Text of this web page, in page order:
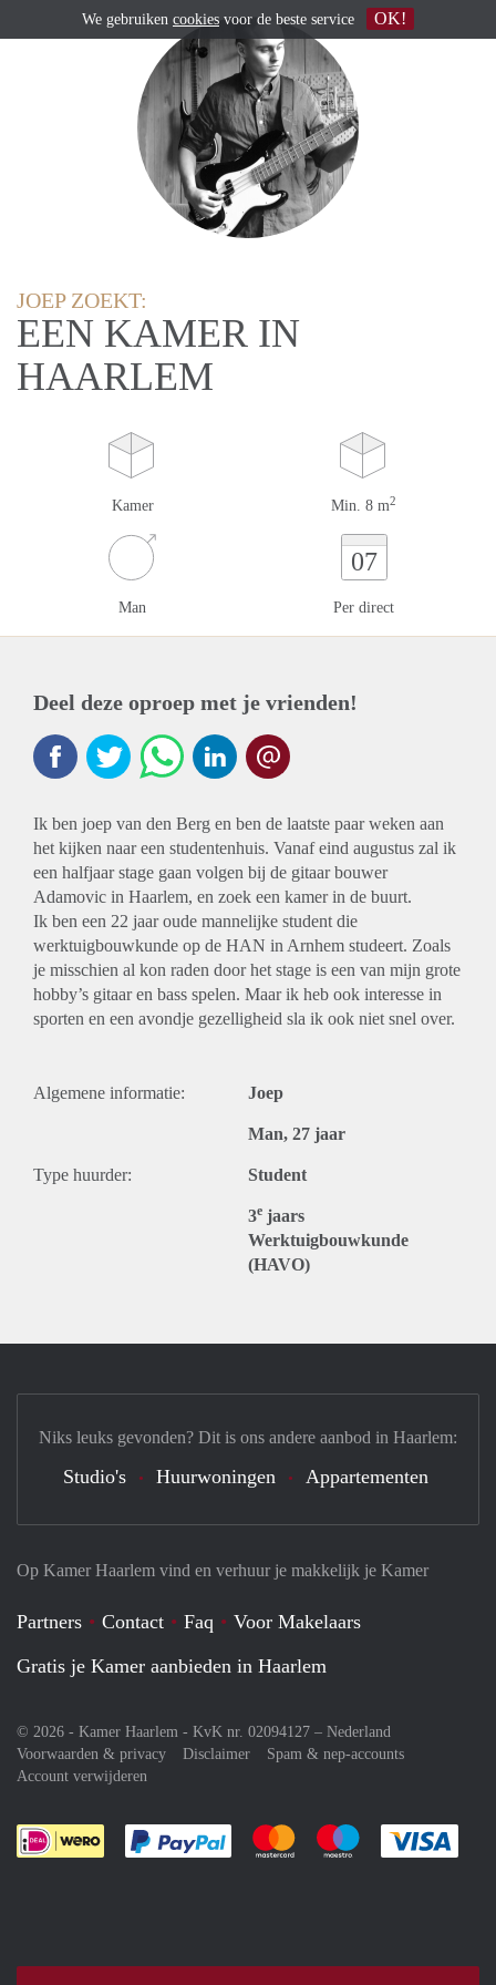
JOEP ZOEKT:
EEN KAMER IN
HAARLEM
Kamer Min. 8 m2
Man
07
Per direct
Deel deze oproep met je vrienden!
Ik ben joep van den Berg en ben de laatste paar weken aan
het kijken naar een studentenhuis. Vanaf eind augustus zal ik
een halfjaar stage gaan volgen bij de gitaar bouwer
Adamovic in Haarlem, en zoek een kamer in de buurt.
Ik ben een 22 jaar oude mannelijke student die
werktuigbouwkunde op de HAN in Arnhem studeert. Zoals
je misschien al kon raden door het stage is een van mijn grote
hobby’s gitaar en bass spelen. Maar ik heb ook interesse in
sporten en een avondje gezelligheid sla ik ook niet snel over.
Algemene informatie: Joep
Man, 27 jaar
Type huurder: Student
3e jaars
Werktuigbouwkunde
(HAVO)
Op Kamer Haarlem vind en verhuur je makkelijk je Kamer
Partners Contact Faq
Voor Makelaars
Gratis je Kamer aanbieden in Haarlem
© 2026 - Kamer Haarlem - KvK nr. 02094127 – Nederland
Voorwaarden & privacy
Disclaimer
Spam & nep-accounts
Account verwijderen
Je rekent gemakkelijk af met Paypal
Je rekent gemakkelijk af met
Je rekent
Niks leuks gevonden? Dit is ons andere aanbod in Haarlem:
Studio's Huurwoningen Appartementen
We gebruiken cookies voor de beste service OK!